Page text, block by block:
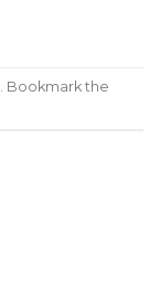
. Bookmark the